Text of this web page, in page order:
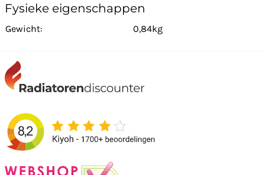
Fysieke eigenschappen
Gewicht: 0,84kg